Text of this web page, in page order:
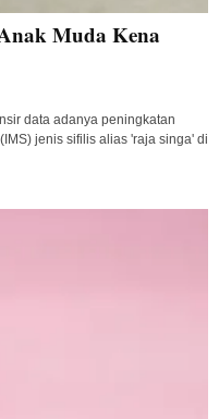
Muda Kena
data adanya peningkatan
jenis sifilis alias 'raja singa' di